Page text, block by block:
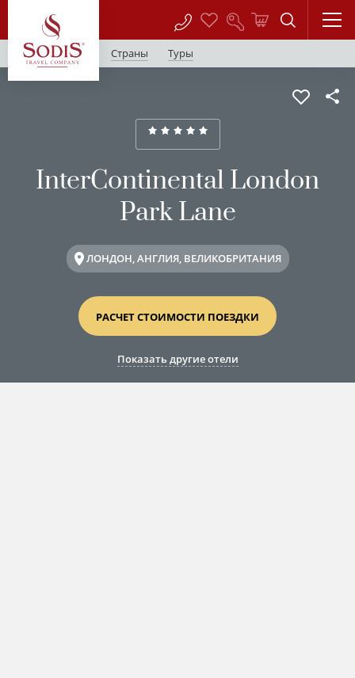
Страны Туры
InterContinental London
Park Lane
ЛОНДОН, АНГЛИЯ, ВЕЛИКОБРИТАНИЯ
РАСЧЕТ СТОИМОСТИ ПОЕЗДКИ
Показать другие отели